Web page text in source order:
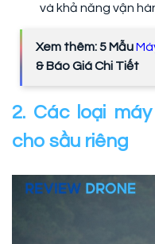
và khả năng vận
Xem thêm: 5 Mẫu
& Báo Giá Chi Tiết
2. Các loại
cho sầu riêng